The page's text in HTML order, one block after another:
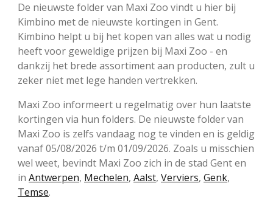
De nieuwste folder van Maxi Zoo vindt u hier bij
Kimbino met de nieuwste kortingen in Gent.
Kimbino helpt u bij het kopen van alles wat u nodig
heeft voor geweldige prijzen bij Maxi Zoo - en
dankzij het brede assortiment aan producten, zult u
zeker niet met lege handen vertrekken.
Maxi Zoo informeert u regelmatig over hun laatste
kortingen via hun folders. De nieuwste folder van
Maxi Zoo is zelfs vandaag nog te vinden en is geldig
vanaf 05/08/2026 t/m 01/09/2026. Zoals u misschien
wel weet, bevindt Maxi Zoo zich in de stad Gent en
in Antwerpen, Mechelen, Aalst, Verviers, Genk,
Temse.